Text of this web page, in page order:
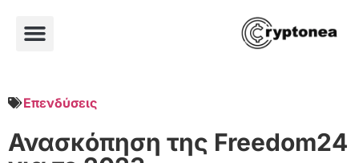
Επενδύσεις
Ανασκόπηση της Freedom24